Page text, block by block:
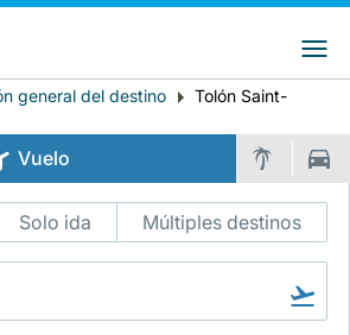
general del destino
Tolón Saint-
Vuelo
Solo ida Múltiples destinos